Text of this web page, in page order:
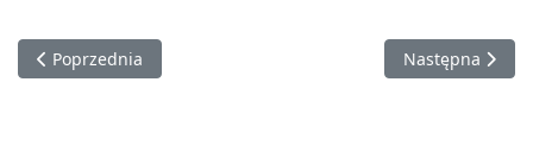
Poprzednia strona: Warsztaty ceramiczne | kafelki
Poprzednia Następna
Następna